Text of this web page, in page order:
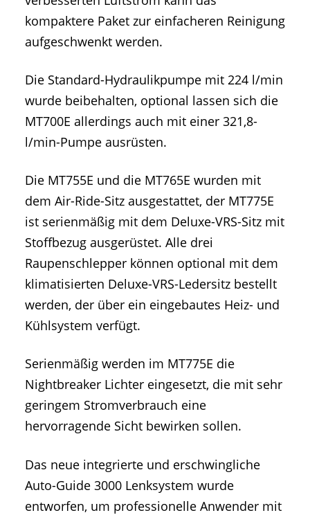
kompaktere Paket zur einfacheren Reinigung
aufgeschwenkt werden.
Die Standard-Hydraulikpumpe mit 224 l/min
wurde beibehalten, optional lassen sich die
MT700E allerdings auch mit einer 321,8-
l/min-Pumpe ausrüsten.
Die MT755E und die MT765E wurden mit
dem Air-Ride-Sitz ausgestattet, der MT775E
ist serienmäßig mit dem Deluxe-VRS-Sitz mit
Stoffbezug ausgerüstet. Alle drei
Raupenschlepper können optional mit dem
klimatisierten Deluxe-VRS-Ledersitz bestellt
werden, der über ein eingebautes Heiz- und
Kühlsystem verfügt.
Serienmäßig werden im MT775E die
Nightbreaker Lichter eingesetzt, die mit sehr
geringem Stromverbrauch eine
hervorragende Sicht bewirken sollen.
Das neue integrierte und erschwingliche
Auto-Guide 3000 Lenksystem wurde
entworfen, um professionelle Anwender mit